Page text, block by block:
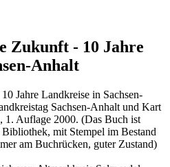
Zukunft - 10 Jahre
Anhalt
Jahre Landkreise in Sachsen-
Sachsen-Anhalt und Kart
1. Auflage 2000. (Das Buch ist
Bibliothek, mit Stempel im Bestand
am Buchrücken, guter Zustand)